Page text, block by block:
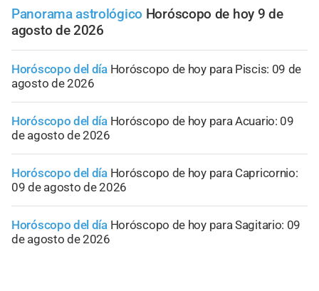
Panorama astrológico Horóscopo de hoy 9 de
agosto de 2026
Horóscopo del día Horóscopo de hoy para Piscis: 09 de
agosto de 2026
Horóscopo del día Horóscopo de hoy para Acuario: 09
de agosto de 2026
Horóscopo del día Horóscopo de hoy para Capricornio:
09 de agosto de 2026
Horóscopo del día Horóscopo de hoy para Sagitario: 09
de agosto de 2026